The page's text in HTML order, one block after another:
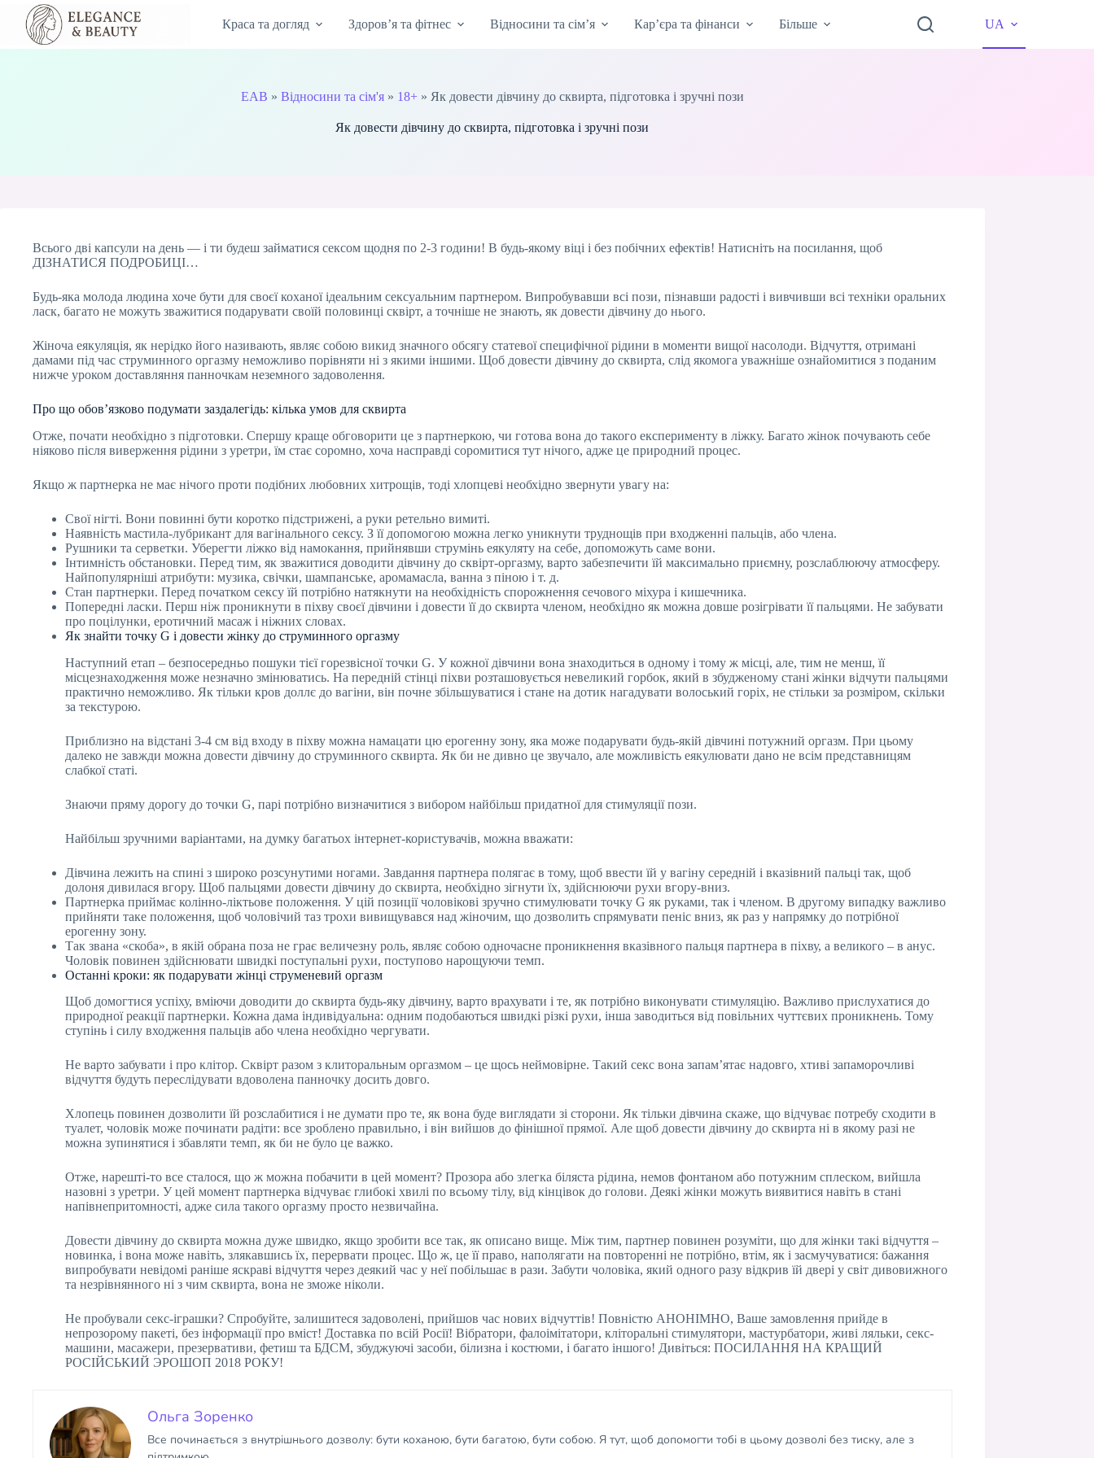
Перейти
вмісту
Краса та догляд Здоров’я та фітнес Відносини та сім’я Кар’єра та фінанси Більше UA
EAB » Відносини та сім'я» 18+» Як довести дівчину до сквирта, підготовка і зручні пози
Як довести дівчину до сквирта, підготовка і зручні пози
Всього дві капсули на день — і ти будеш займатися сексом щодня по 2-3 години! В будь-якому віці і без побічних ефектів! Натисніть на посилання, щоб
ДІЗНАТИСЯ ПОДРОБИЦІ…
Будь-яка молода людина хоче бути для своєї коханої ідеальним сексуальним партнером. Випробувавши всі пози, пізнавши радості і вивчивши всі техніки оральних
ласк, багато не можуть зважитися подарувати своїй половинці сквірт, а точніше не знають, як довести дівчину до нього.
Жіноча еякуляція, як нерідко його називають, являє собою викид значного обсягу статевої специфічної рідини в моменти вищої насолоди. Відчуття, отримані
дамами під час струминного оргазму неможливо порівняти ні з якими іншими. Щоб довести дівчину до сквирта, слід якомога уважніше ознайомитися з поданим
нижче уроком доставляння панночкам неземного задоволення.
Про що обов’язково подумати заздалегідь: кілька умов для сквирта
Отже, почати необхідно з підготовки. Спершу краще обговорити це з партнеркою, чи готова вона до такого експерименту в ліжку. Багато жінок почувають себе
ніяково після виверження рідини з уретри, їм стає соромно, хоча насправді соромитися тут нічого, адже це природний процес.
Якщо ж партнерка не має нічого проти подібних любовних хитрощів, тоді хлопцеві необхідно звернути увагу на:
Свої нігті. Вони повинні бути коротко підстрижені, а руки ретельно вимиті.
Наявність мастила-лубрикант для вагінального сексу. З її допомогою можна легко уникнути труднощів при входженні пальців, або члена.
Рушники та серветки. Уберегти ліжко від намокання, прийнявши струмінь еякуляту на себе, допоможуть саме вони.
Інтимність обстановки. Перед тим, як зважитися доводити дівчину до сквірт-оргазму, варто забезпечити їй максимально приємну, розслаблюючу атмосферу.
Найпопулярніші атрибути: музика, свічки, шампанське, аромамасла, ванна з піною і т. д.
Стан партнерки. Перед початком сексу їй потрібно натякнути на необхідність спорожнення сечового міхура і кишечника.
Попередні ласки. Перш ніж проникнути в піхву своєї дівчини і довести її до сквирта членом, необхідно як можна довше розігрівати її пальцями. Не забувати
про поцілунки, еротичний масаж і ніжних словах.
Як знайти точку G і довести жінку до струминного оргазму
Наступний етап – безпосередньо пошуки тієї горезвісної точки G. У кожної дівчини вона знаходиться в одному і тому ж місці, але, тим не менш, її
місцезнаходження може незначно змінюватись. На передній стінці піхви розташовується невеликий горбок, який в збудженому стані жінки відчути пальцями
практично неможливо. Як тільки кров доллє до вагіни, він почне збільшуватися і стане на дотик нагадувати волоський горіх, не стільки за розміром, скільки
за текстурою.
Приблизно на відстані 3-4 см від входу в піхву можна намацати цю ерогенну зону, яка може подарувати будь-якій дівчині потужний оргазм. При цьому
далеко не завжди можна довести дівчину до струминного сквирта. Як би не дивно це звучало, але можливість еякулювати дано не всім представницям
слабкої статі.
Знаючи пряму дорогу до точки G, парі потрібно визначитися з вибором найбільш придатної для стимуляції пози.
Найбільш зручними варіантами, на думку багатьох інтернет-користувачів, можна вважати:
Дівчина лежить на спині з широко розсунутими ногами. Завдання партнера полягає в тому, щоб ввести їй у вагіну середній і вказівний пальці так, щоб
долоня дивилася вгору. Щоб пальцями довести дівчину до сквирта, необхідно зігнути їх, здійснюючи рухи вгору-вниз.
Партнерка приймає колінно-ліктьове положення. У цій позиції чоловікові зручно стимулювати точку G як руками, так і членом. В другому випадку важливо
прийняти таке положення, щоб чоловічий таз трохи вивищувався над жіночим, що дозволить спрямувати пеніс вниз, як раз у напрямку до потрібної
ерогенну зону.
Так звана «скоба», в якій обрана поза не грає величезну роль, являє собою одночасне проникнення вказівного пальця партнера в піхву, а великого – в анус.
Чоловік повинен здійснювати швидкі поступальні рухи, поступово нарощуючи темп.
Останні кроки: як подарувати жінці струменевий оргазм
Щоб домогтися успіху, вміючи доводити до сквирта будь-яку дівчину, варто врахувати і те, як потрібно виконувати стимуляцію. Важливо прислухатися до
природної реакції партнерки. Кожна дама індивідуальна: одним подобаються швидкі різкі рухи, інша заводиться від повільних чуттєвих проникнень. Тому
ступінь і силу входження пальців або члена необхідно чергувати.
Не варто забувати і про клітор. Сквірт разом з клиторальным оргазмом – це щось неймовірне. Такий секс вона запам’ятає надовго, хтиві запаморочливі
відчуття будуть переслідувати вдоволена панночку досить довго.
Хлопець повинен дозволити їй розслабитися і не думати про те, як вона буде виглядати зі сторони. Як тільки дівчина скаже, що відчуває потребу сходити в
туалет, чоловік може починати радіти: все зроблено правильно, і він вийшов до фінішної прямої. Але щоб довести дівчину до сквирта ні в якому разі не
можна зупинятися і збавляти темп, як би не було це важко.
Отже, нарешті-то все сталося, що ж можна побачити в цей момент? Прозора або злегка біляста рідина, немов фонтаном або потужним сплеском, вийшла
назовні з уретри. У цей момент партнерка відчуває глибокі хвилі по всьому тілу, від кінцівок до голови. Деякі жінки можуть виявитися навіть в стані
напівнепритомності, адже сила такого оргазму просто незвичайна.
Довести дівчину до сквирта можна дуже швидко, якщо зробити все так, як описано вище. Між тим, партнер повинен розуміти, що для жінки такі відчуття –
новинка, і вона може навіть, злякавшись їх, перервати процес. Що ж, це її право, наполягати на повторенні не потрібно, втім, як і засмучуватися: бажання
випробувати невідомі раніше яскраві відчуття через деякий час у неї побільшає в рази. Забути чоловіка, який одного разу відкрив їй двері у світ дивовижного
та незрівнянного ні з чим сквирта, вона не зможе ніколи.
Не пробували секс-іграшки? Спробуйте, залишитеся задоволені, прийшов час нових відчуттів! Повністю АНОНІМНО, Ваше замовлення прийде в
непрозорому пакеті, без інформації про вміст! Доставка по всій Росії! Вібратори, фалоімітатори, кліторальні стимулятори, мастурбатори, живі ляльки, секс-
машини, масажери, презервативи, фетиш та БДСМ, збуджуючі засоби, білизна і костюми, і багато іншого! Дивіться: ПОСИЛАННЯ НА КРАЩИЙ
РОСІЙСЬКИЙ ЭРОШОП 2018 РОКУ!
Ольга Зоренко
Все починається з внутрішнього дозволу: бути коханою, бути багатою, бути собою. Я тут, щоб допомогти тобі в цьому дозволі без тиску, але з